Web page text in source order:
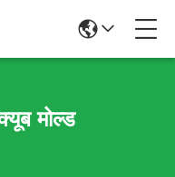
मोल्ड